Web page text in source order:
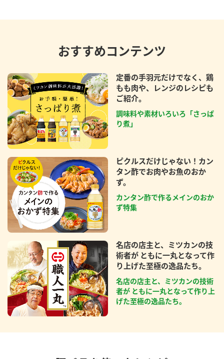
おすすめコンテンツ
定番の手羽元だけでなく、鶏
もも肉や、レンジのレシピも
ご紹介。
調味料や素材いろいろ「さっぱ
り煮」
ピクルスだけじゃない！カン
タン酢でお肉やお魚のおか
ず。
カンタン酢で作るメインのおか
ず特集
名店の店主と、ミツカンの技
術者が ともに一丸となって作
り上げた至極の逸品たち。
名店の店主と、ミツカンの技術
者が ともに一丸となって作り上
げた至極の逸品たち。